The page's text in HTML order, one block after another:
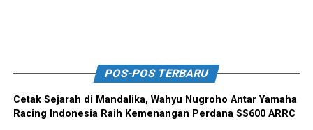
POS-POS TERBARU
Cetak Sejarah di Mandalika, Wahyu Nugroho Antar Yamaha
Racing Indonesia Raih Kemenangan Perdana SS600 ARRC